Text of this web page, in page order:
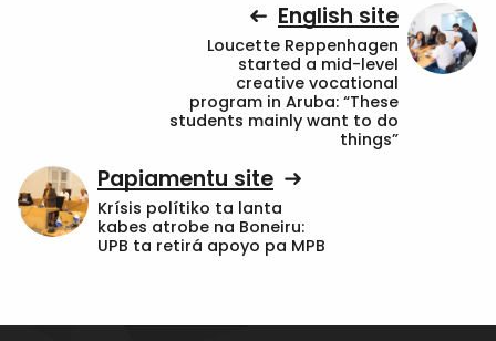
English site
Loucette Reppenhagen
started a mid-level
creative vocational
program in Aruba: “These
students mainly want to do
things”
Papiamentu site
Krísis polítiko ta lanta
kabes atrobe na Boneiru:
UPB ta retirá apoyo pa MPB